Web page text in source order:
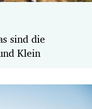
sind die
Klein